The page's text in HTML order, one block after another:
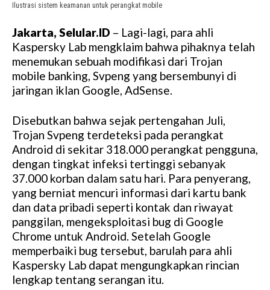
Ilustrasi sistem keamanan untuk perangkat mobile
Jakarta, Selular.ID – Lagi-lagi, para ahli
Kaspersky Lab mengklaim bahwa pihaknya telah
menemukan sebuah modifikasi dari Trojan
mobile banking, Svpeng yang bersembunyi di
jaringan iklan Google, AdSense.
Disebutkan bahwa sejak pertengahan Juli,
Trojan Svpeng terdeteksi pada perangkat
Android di sekitar 318.000 perangkat pengguna,
dengan tingkat infeksi tertinggi sebanyak
37.000 korban dalam satu hari. Para penyerang,
yang berniat mencuri informasi dari kartu bank
dan data pribadi seperti kontak dan riwayat
panggilan, mengeksploitasi bug di Google
Chrome untuk Android. Setelah Google
memperbaiki bug tersebut, barulah para ahli
Kaspersky Lab dapat mengungkapkan rincian
lengkap tentang serangan itu.